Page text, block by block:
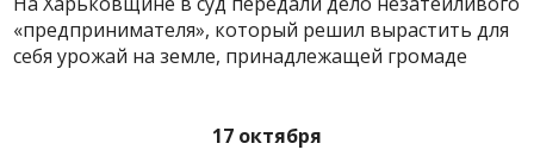
«предпринимателя», который решил вырастить для
себя урожай на земле, принадлежащей громаде
17 октября